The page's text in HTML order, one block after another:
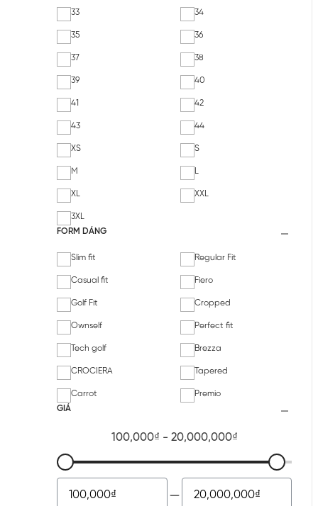
33 34
35 36
37 38
39 40
41 42
43 44
XS S
M L
XL XXL
3XL
FORM DÁNG
Slim fit Regular Fit
Casual fit Fiero
Golf Fit Cropped
Ownself Perfect fit
Tech golf Brezza
CROCIERA Tapered
Carrot
Premio
GIÁ